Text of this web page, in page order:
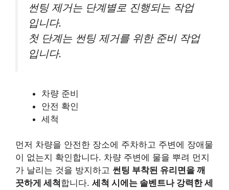
썬팅 제거는 단계별로 진행되는 작업
입니다.
첫 단계는 썬팅 제거를 위한 준비 작업
입니다.
차량 준비
안전 확인
세척
먼저 차량을 안전한 장소에 주차하고 주변에 장애물
이 없는지 확인합니다. 차량 주변에 물을 뿌려 먼지
가 날리는 것을 방지하고 썬팅 부착된 유리면을 깨
끗하게 세척 합니다. 세척 시에는 솔벤트나 강력한 세